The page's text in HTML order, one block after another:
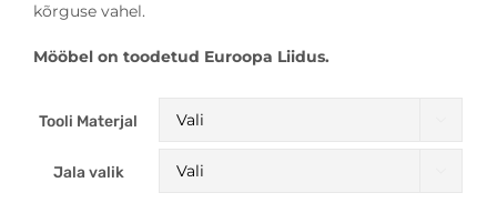
kõrguse vahel.
Mööbel on toodetud Euroopa Liidus.
Tooli Materjal
Jala valik